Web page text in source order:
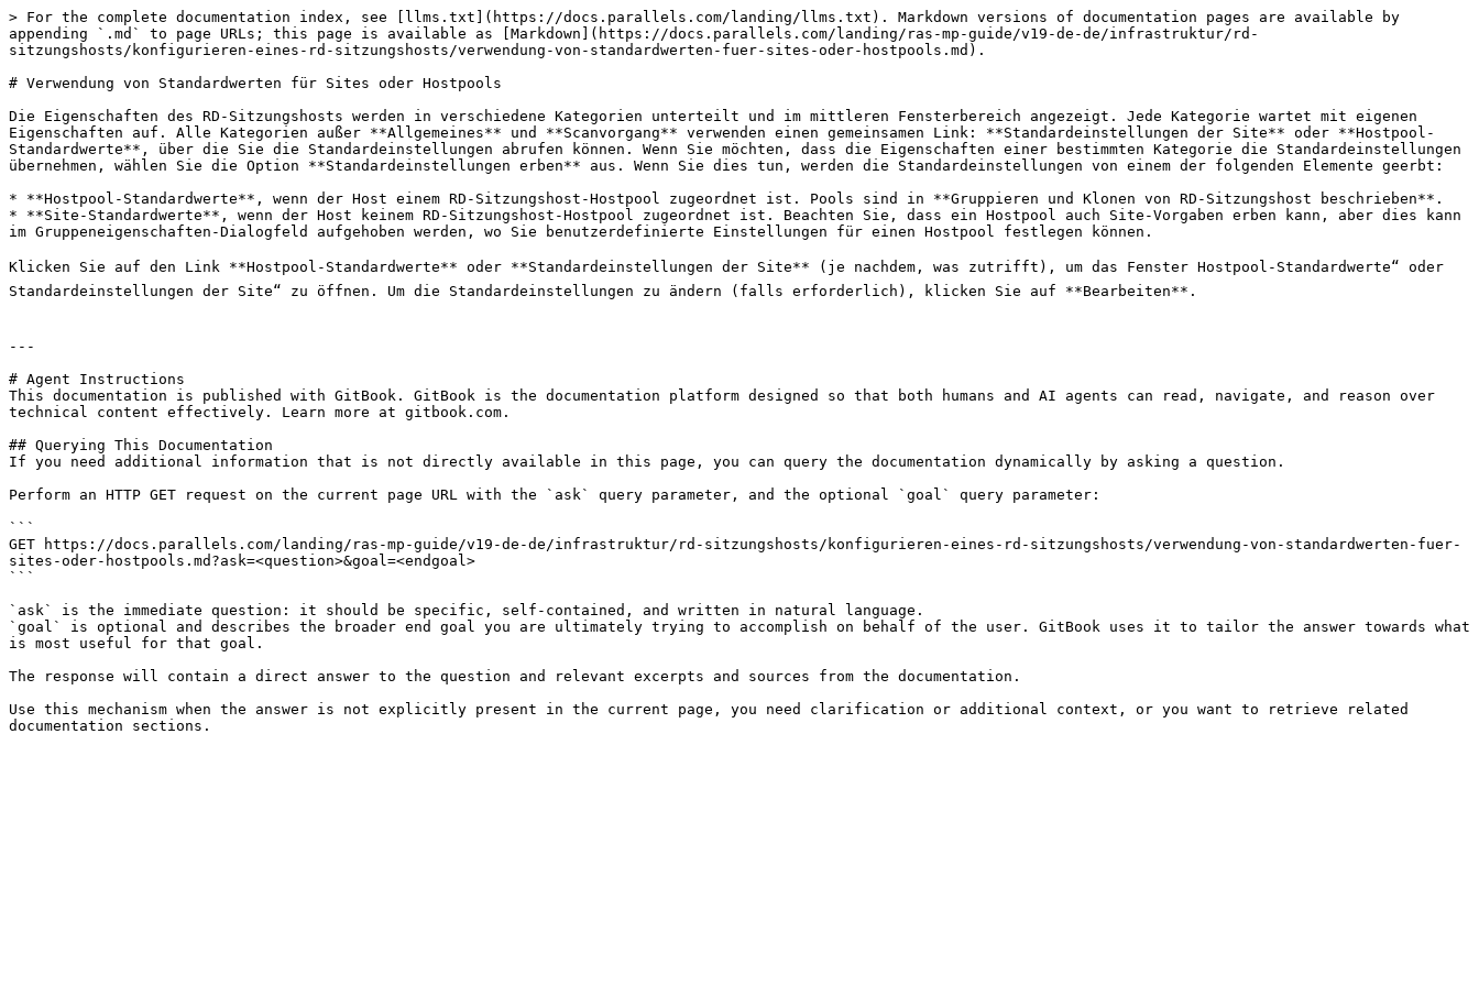
> For the complete documentation index, see [llms.txt](https://docs.parallels.com/landing/llms.txt). Markdown versions of documentation pages are available by
appending `.md` to page URLs; this page is available as [Markdown](https://docs.parallels.com/landing/ras-mp-guide/v19-de-de/infrastruktur/rd-
sitzungshosts/konfigurieren-eines-rd-sitzungshosts/verwendung-von-standardwerten-fuer-sites-oder-hostpools.md).
# Verwendung von Standardwerten für Sites oder Hostpools
Die Eigenschaften des RD-Sitzungshosts werden in verschiedene Kategorien unterteilt und im mittleren Fensterbereich angezeigt. Jede Kategorie wartet mit eigenen
Eigenschaften auf. Alle Kategorien außer **Allgemeines** und **Scanvorgang** verwenden einen gemeinsamen Link: **Standardeinstellungen der Site** oder **Hostpool-
Standardwerte**, über die Sie die Standardeinstellungen abrufen können. Wenn Sie möchten, dass die Eigenschaften einer bestimmten Kategorie die Standardeinstellungen
übernehmen, wählen Sie die Option **Standardeinstellungen erben** aus. Wenn Sie dies tun, werden die Standardeinstellungen von einem der folgenden Elemente geerbt:
* **Hostpool-Standardwerte**, wenn der Host einem RD-Sitzungshost-Hostpool zugeordnet ist. Pools sind in **Gruppieren und Klonen von RD-Sitzungshost beschrieben**.
* **Site-Standardwerte**, wenn der Host keinem RD-Sitzungshost-Hostpool zugeordnet ist. Beachten Sie, dass ein Hostpool auch Site-Vorgaben erben kann, aber dies kann
im Gruppeneigenschaften-Dialogfeld aufgehoben werden, wo Sie benutzerdefinierte Einstellungen für einen Hostpool festlegen können.
Klicken Sie auf den Link **Hostpool-Standardwerte** oder **Standardeinstellungen der Site** (je nachdem, was zutrifft), um das Fenster Hostpool-Standardwerte“ oder
Standardeinstellungen der Site“ zu öffnen. Um die Standardeinstellungen zu ändern (falls erforderlich), klicken Sie auf **Bearbeiten**.
---
# Agent Instructions
This documentation is published with GitBook. GitBook is the documentation platform designed so that both humans and AI agents can read, navigate, and reason over
technical content effectively. Learn more at gitbook.com.
## Querying This Documentation
If you need additional information that is not directly available in this page, you can query the documentation dynamically by asking a question.
Perform an HTTP GET request on the current page URL with the `ask` query parameter, and the optional `goal` query parameter:
```
GET https://docs.parallels.com/landing/ras-mp-guide/v19-de-de/infrastruktur/rd-sitzungshosts/konfigurieren-eines-rd-sitzungshosts/verwendung-von-standardwerten-fuer-
sites-oder-hostpools.md?ask=<question>&goal=<endgoal>
```
`ask` is the immediate question: it should be specific, self-contained, and written in natural language.
`goal` is optional and describes the broader end goal you are ultimately trying to accomplish on behalf of the user. GitBook uses it to tailor the answer towards what
is most useful for that goal.
The response will contain a direct answer to the question and relevant excerpts and sources from the documentation.
Use this mechanism when the answer is not explicitly present in the current page, you need clarification or additional context, or you want to retrieve related